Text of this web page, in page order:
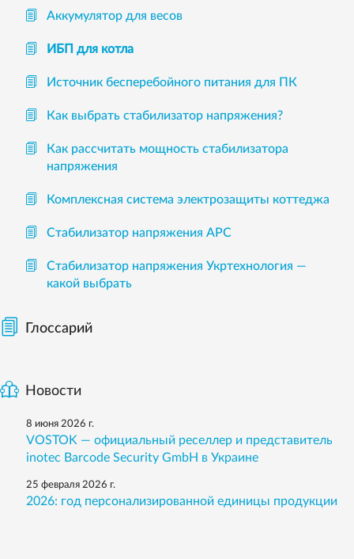
Аккумулятор для весов
ИБП для котла
Источник бесперебойного питания для ПК
Как выбрать стабилизатор напряжения?
Как рассчитать мощность стабилизатора
напряжения
Комплексная система электрозащиты коттеджа
Стабилизатор напряжения APC
Стабилизатор напряжения Укртехнология —
какой выбрать
Глоссарий
Новости
8 июня 2026 г.
VOSTOK — официальный реселлер и представитель
inotec Barcode Security GmbH в Украине
25 февраля 2026 г.
2026: год персонализированной единицы продукции